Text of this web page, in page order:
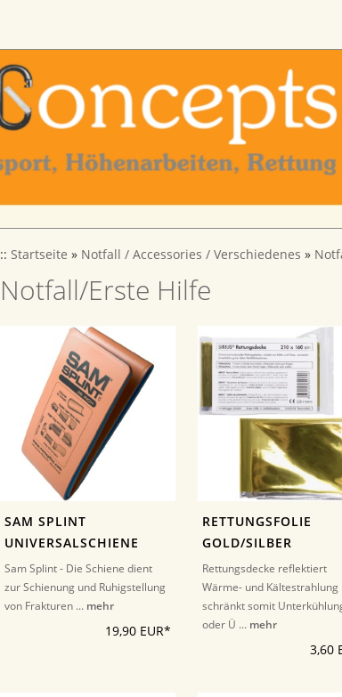
:: Startseite » Notfall / Accessories / Verschiedenes »
Notfall/Erste Hilfe
SAM SPLINT
UNIVERSALSCHIENE
Sam Splint - Die Schiene dient
zur Schienung und Ruhigstellung
von Frakturen ... mehr
19,90 EUR*
RETTUNGSFOLIE
GOLD/SILBER
Rettungsdecke reflektiert
Wärme- und Kältestrahlung
schränkt somit
oder Ü ... mehr
3,60